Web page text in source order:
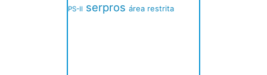
PS-II serpros área restrita